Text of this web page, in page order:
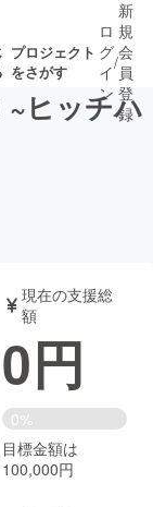
プロジェクト
をさがす
音楽
ゲーム・サ
書籍・雑誌
チャレンジ
ロ
グ
イ
ン
/
新
規
会
員
登
録
~ヒッチハ
現在の支援総
額
0円
0%
目標金額は
100,000円